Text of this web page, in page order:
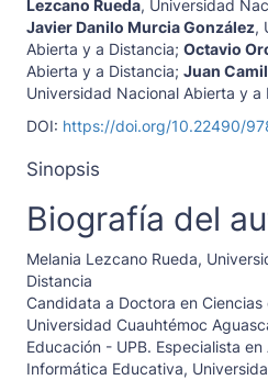
Lezcano Rueda, Universidad
Javier Danilo Murcia González,
Abierta y a Distancia; Octavio
Abierta y a Distancia; Juan
Universidad Nacional Abierta y a
DOI: https://doi.org/10.22490/
Sinopsis
Biografía del
Melania Lezcano Rueda,
Distancia
Candidata a Doctora en Ciencias
Universidad Cuauhtémoc
Educación - UPB. Especialista
Informática Educativa,